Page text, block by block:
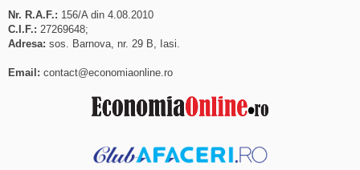
Nr. R.A.F.: 156/A din 4.08.2010
C.I.F.: 27269648;
Adresa: sos. Barnova, nr. 29 B, Iasi.
Email: contact@economiaonline.ro